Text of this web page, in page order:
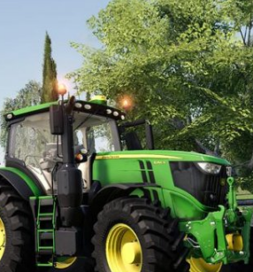
KINGDOM COME:
DELIVERANCE
бродилка
KENSHI
экшн